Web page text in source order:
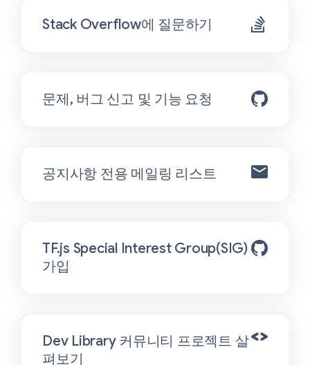
Stack Overflow에 질문하기
문제, 버그 신고 및 기능 요청
공지사항 전용 메일링 리스트
TF.js Special Interest Group(SIG)
가입
Dev Library 커뮤니티 프로젝트 살
펴보기